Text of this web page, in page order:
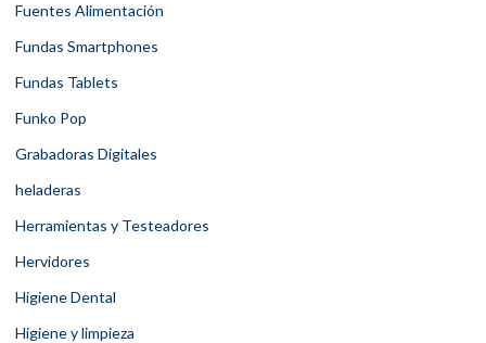
Fuentes Alimentación
Fundas Smartphones
Fundas Tablets
Funko Pop
Grabadoras Digitales
heladeras
Herramientas y Testeadores
Hervidores
Higiene Dental
Higiene y limpieza